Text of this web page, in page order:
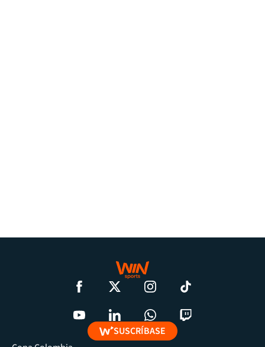
SUSCRÍBASE